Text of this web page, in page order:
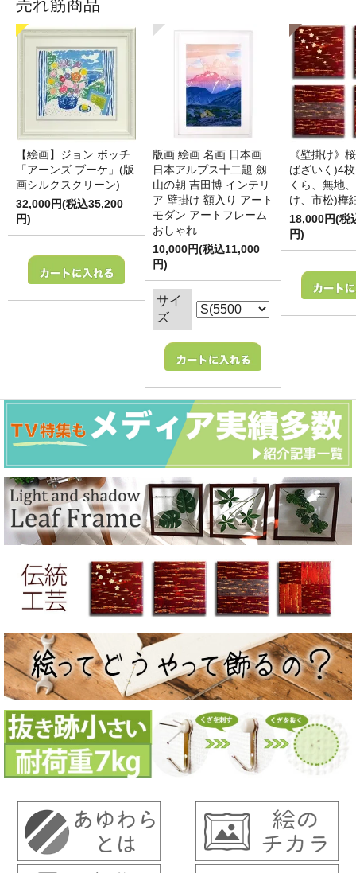
売れ筋商品
【絵画】ジョン ボッチ
「アーンズ ブーケ」(版
画シルクスクリーン)
32,000円(税込35,200
円)
版画 絵画 名画 日本画
日本アルプス十二題 劔
山の朝 吉田博 インテリ
ア 壁掛け 額入り アート
モダン アートフレーム
おしゃれ
10,000円(税込11,000
円)
サイ
ズ
《壁掛け》
ばざいく)4
くら、無地
け、市松)樺
18,000円(税
円)